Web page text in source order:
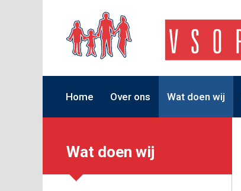
Home Over ons Wat doen wij
Wat doen wij